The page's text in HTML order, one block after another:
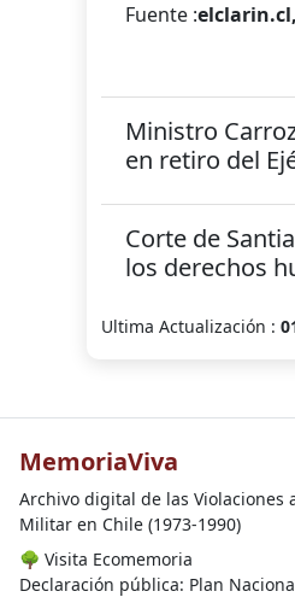
Fuente :
Ministro
en retiro del
Corte de
los derechos
Ultima Actualización :
MemoriaViva
Archivo digital de las Violaciones
Militar en Chile (1973-1990)
🌳 Visita Ecomemoria
Declaración pública: Plan